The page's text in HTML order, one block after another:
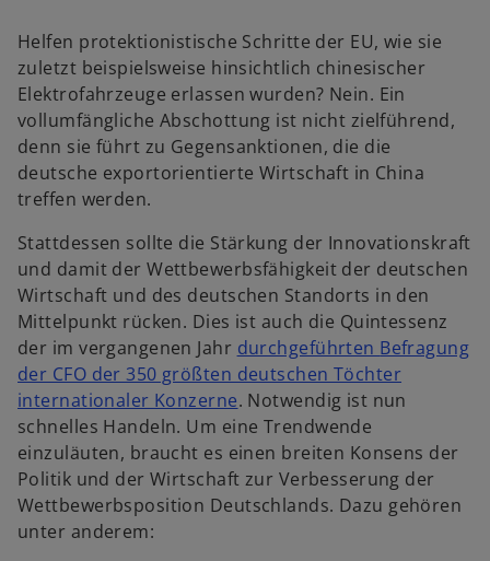
Helfen protektionistische Schritte der EU, wie sie
zuletzt beispielsweise hinsichtlich chinesischer
Elektrofahrzeuge erlassen wurden? Nein. Ein
vollumfängliche Abschottung ist nicht zielführend,
denn sie führt zu Gegensanktionen, die die
deutsche exportorientierte Wirtschaft in China
treffen werden.
Stattdessen sollte die Stärkung der Innovationskraft
und damit der Wettbewerbsfähigkeit der deutschen
Wirtschaft und des deutschen Standorts in den
Mittelpunkt rücken. Dies ist auch die Quintessenz
der im vergangenen Jahr durchgeführten Befragung
der CFO der 350 größten deutschen Töchter
internationaler Konzernew
i
r
d
i
. Notwendig ist nun
schnelles Handeln. Um eine Trendwende
einzuläuten, braucht es einen breiten Konsens der
Politik und der Wirtschaft zur Verbesserung der
Wettbewerbsposition Deutschlands. Dazu gehören
unter anderem: